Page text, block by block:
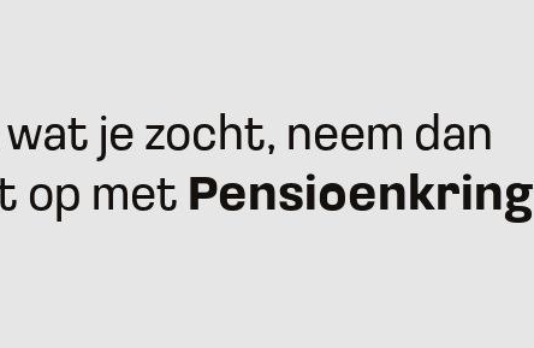
je zocht, neem dan
op met Pensioenkring